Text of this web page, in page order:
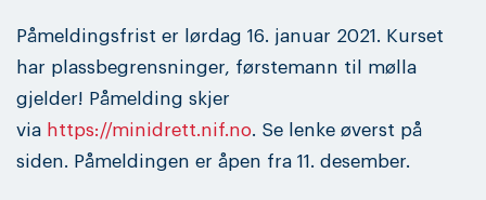
Påmeldingsfrist er lørdag 16. januar 2021. Kurset
har plassbegrensninger, førstemann til mølla
gjelder! Påmelding skjer
via https://minidrett.nif.no. Se lenke øverst på
siden. Påmeldingen er åpen fra 11. desember.